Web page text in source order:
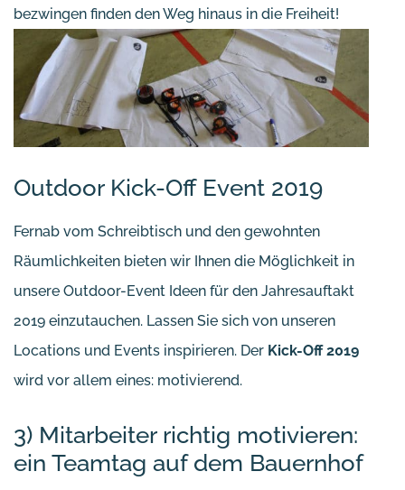
bezwingen finden den Weg hinaus in die Freiheit!
Outdoor Kick-Off Event 2019
Fernab vom Schreibtisch und den gewohnten
Räumlichkeiten bieten wir Ihnen die Möglichkeit in
unsere Outdoor-Event Ideen für den Jahresauftakt
2019 einzutauchen. Lassen Sie sich von unseren
Locations und Events inspirieren. Der Kick-Off 2019
wird vor allem eines: motivierend.
3) Mitarbeiter richtig motivieren:
ein Teamtag auf dem Bauernhof